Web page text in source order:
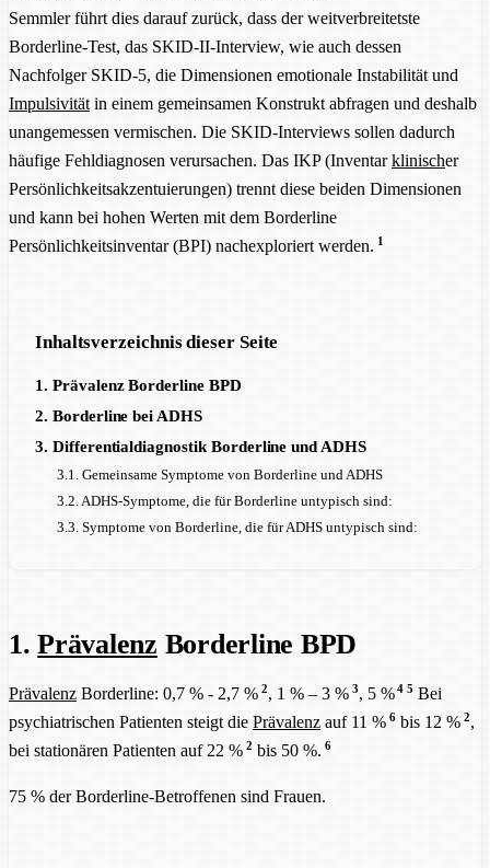
Semmler führt dies darauf zurück, dass der weitverbreitetste
Borderline-Test, das SKID-II-Interview, wie auch dessen
Nachfolger SKID-5, die Dimensionen emotionale Instabilität und
Impulsivität in einem gemeinsamen Konstrukt abfragen und deshalb
unangemessen vermischen. Die SKID-Interviews sollen dadurch
häufige Fehldiagnosen verursachen. Das IKP (Inventarklinischer
Persönlichkeitsakzentuierungen) trennt diese beiden Dimensionen
und kann bei hohen Werten mit dem Borderline
Persönlichkeitsinventar (BPI) nachexploriert werden. 1
Inhaltsverzeichnis dieser Seite
1. Prävalenz Borderline BPD
2. Borderline bei ADHS
3. Differentialdiagnostik Borderline und ADHS
3.1. Gemeinsame Symptome von Borderline und ADHS
3.2. ADHS-Symptome, die für Borderline untypisch sind:
3.3. Symptome von Borderline, die für ADHS untypisch sind:
1.Prävalenz Borderline BPD
Prävalenz Borderline: 0,7 % - 2,7 % 2, 1 % – 3 % 3, 5 % 4 5 Bei
psychiatrischen Patienten steigt die Prävalenz auf 11 % 6bis 12 % 2,
bei stationären Patienten auf 22 % 2 bis 50 %. 6
75 % der Borderline-Betroffenen sind Frauen.